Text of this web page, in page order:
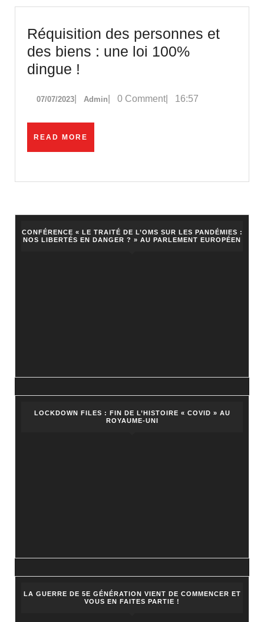
Réquisition des personnes et
des biens : une loi 100%
dingue !
personnes
et
des
biens
100%
dingue
07/07/202307/07/2023
AdminAdmin
0 Comment 16:57
READ MORE
CONFÉRENCE « LE TRAITÉ DE L’OMS SUR LES PANDÉMIES :
NOS LIBERTÉS EN DANGER ? » AU PARLEMENT EUROPÉEN
LOCKDOWN FILES : FIN DE L’HISTOIRE « COVID » AU
ROYAUME-UNI
LA GUERRE DE 5E GÉNÉRATION VIENT DE COMMENCER ET
VOUS EN FAITES PARTIE !